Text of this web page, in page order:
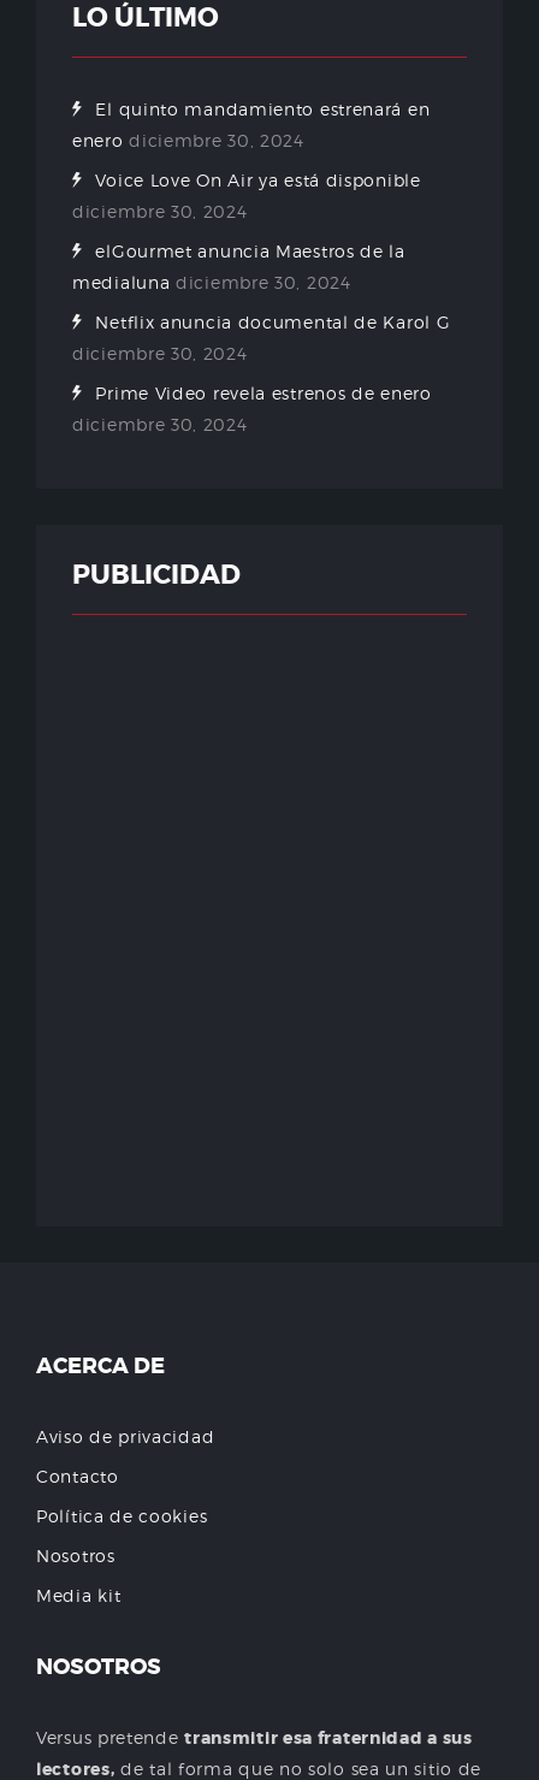
LO ÚLTIMO
El quinto mandamiento estrenará en
enero diciembre 30, 2024
Voice Love On Air ya está disponible
diciembre 30, 2024
elGourmet anuncia Maestros de la
medialuna diciembre 30, 2024
Netflix anuncia documental de Karol G
diciembre 30, 2024
Prime Video revela estrenos de enero
diciembre 30, 2024
PUBLICIDAD
ACERCA DE
Aviso de privacidad
Contacto
Política de cookies
Nosotros
Media kit
NOSOTROS
Versus pretendetransmitir esa fraternidad a sus
lectores, de tal forma que no solo sea un sitio de